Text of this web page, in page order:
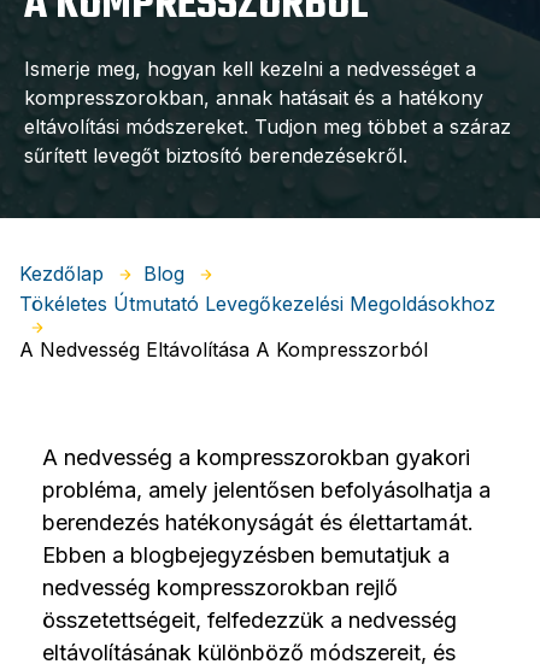
Ismerje meg, hogyan kell kezelni a nedvességet a
kompresszorokban, annak hatásait és a hatékony
eltávolítási módszereket. Tudjon meg többet a száraz
sűrített levegőt biztosító berendezésekről.
Kezdőlap
Blog
Tökéletes Útmutató Levegőkezelési Megoldásokhoz
A Nedvesség Eltávolítása A Kompresszorból
A nedvesség a kompresszorokban gyakori
probléma, amely jelentősen befolyásolhatja a
berendezés hatékonyságát és élettartamát.
Ebben a blogbejegyzésben bemutatjuk a
nedvesség kompresszorokban rejlő
összetettségeit, felfedezzük a nedvesség
eltávolításának különböző módszereit, és